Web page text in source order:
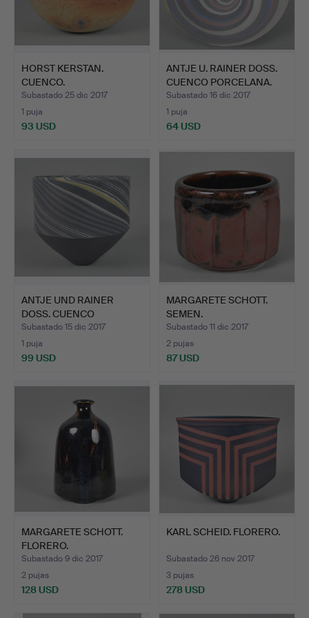
HORST KERSTAN.
CUENCO.
Subastado 25 dic 2017
1 puja
93 USD
ANTJE U. RAINER DOSS.
CUENCO PORCELANA.
Subastado 16 dic 2017
1 puja
64 USD
ANTJE UND RAINER
DOSS. CUENCO
PORCELANA.
Subastado 15 dic 2017
1 puja
99 USD
MARGARETE SCHOTT.
SEMEN.
Subastado 11 dic 2017
2 pujas
87 USD
MARGARETE SCHOTT.
FLORERO.
Subastado 9 dic 2017
2 pujas
128 USD
KARL SCHEID. FLORERO.
Subastado 26 nov 2017
3 pujas
278 USD